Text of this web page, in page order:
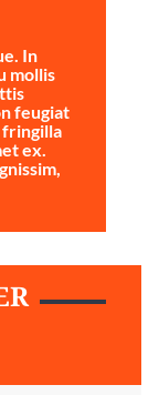
In
mollis
feugiat
fringilla
ex.